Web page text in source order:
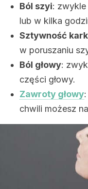
Ból szyi:
lub w kilka
Sztywność
w poruszaniu
Ból głowy:
części głowy.
Zawroty głowy
chwili możesz